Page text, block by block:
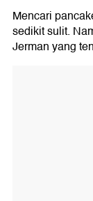
Mencari
sedikit sulit.
Jerman yang